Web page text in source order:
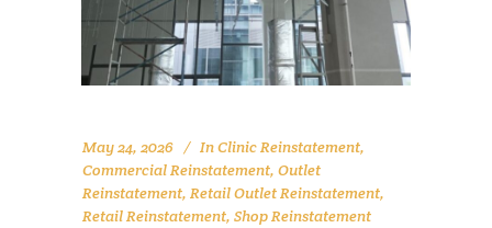
May 24, 2026 InClinic Reinstatement,
Commercial Reinstatement, Outlet
Reinstatement, Retail Outlet Reinstatement,
Retail Reinstatement, Shop Reinstatement